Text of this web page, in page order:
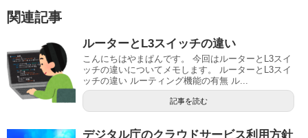
関連記事
ルーターとL3スイッチの違い
こんにちはやまぱんです。 今回はルーターとL3スイ
ッチの違いについてメモします。 ルーターとL3スイ
ッチの違い ルーティング機能の有無 ル...
記事を読む
デジタル庁のクラウドサービス利用方針